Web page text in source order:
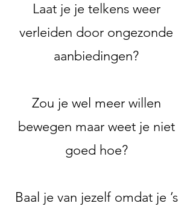
Laat je je telkens weer
verleiden door ongezonde
aanbiedingen?
Zou je wel meer willen
bewegen maar weet je niet
goed hoe?
Baal je van jezelf omdat je ’s